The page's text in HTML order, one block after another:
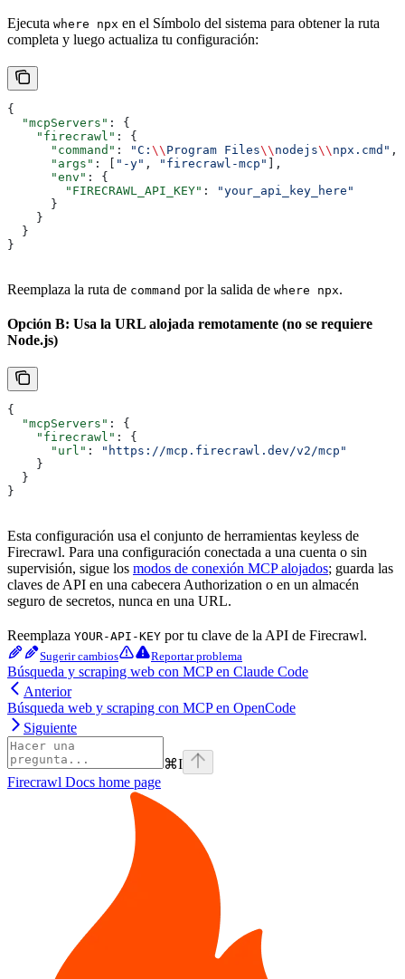
Ejecuta where npx en el Símbolo del sistema para obtener la ruta
completa y luego actualiza tu configuración:
{
  "mcpServers"
: {
    "firecrawl"
: {
      "command"
: "C: \\ Program Files\\ nodejs\\ npx.cmd" ,
      "args"
: [ "-y" , "firecrawl-mcp"
],
      "env"
: {
        "FIRECRAWL_API_KEY"
:
"your_api_key_here"
      }
    }
  }
}
Reemplaza la ruta de command por la salida de where npx.
Opción B: Usa la URL alojada remotamente (no se requiere
Node.js)
{
  "mcpServers"
: {
    "firecrawl"
: {
      "url"
:
"https://mcp.firecrawl.dev/v2/mcp"
    }
  }
}
Esta configuración usa el conjunto de herramientas keyless de
Firecrawl. Para una configuración conectada a una cuenta o sin
supervisión, sigue los modos de conexión MCP alojados; guarda las
claves de API en una cabecera Authorization o en un almacén
seguro de secretos, nunca en una URL.
Reemplaza YOUR-API-KEY por tu clave de la API de Firecrawl.
Sugerir cambios Reportar problema
Búsqueda y scraping web con MCP en Claude Code
Anterior
Búsqueda web y scraping con MCP en OpenCode
Siguiente
⌘I
Firecrawl Docs home page